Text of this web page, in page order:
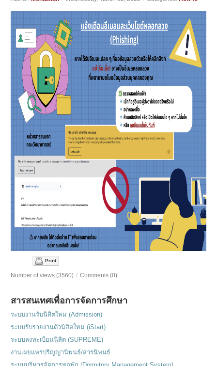
Print
Number of views (3560) / Comments (0)
สารสนเทศเพื่อการจัดการศึกษา
ระบบงานรับนิสิตใหม่ (Admission)
ระบบรับรายงานตัวนิสิตใหม่ (iStart)
ระบบลงทะเบียนนิสิต (SUPREME)
งานเผยแพร่ปริญญานิพนธ์/สารนิพนธ์